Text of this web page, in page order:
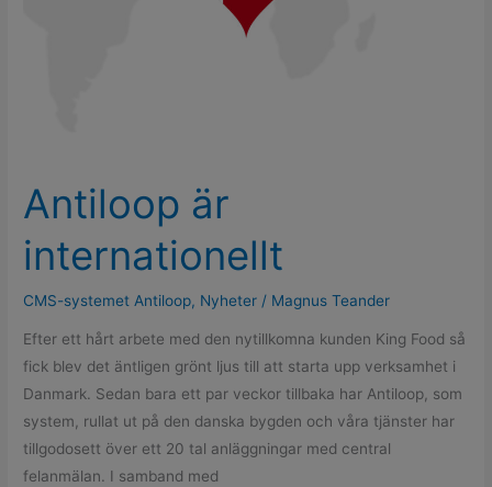
Antiloop är
internationellt
CMS-systemet Antiloop, Nyheter / Magnus Teander
Efter ett hårt arbete med den nytillkomna kunden King Food så
fick blev det äntligen grönt ljus till att starta upp verksamhet i
Danmark. Sedan bara ett par veckor tillbaka har Antiloop, som
system, rullat ut på den danska bygden och våra tjänster har
tillgodosett över ett 20 tal anläggningar med central
felanmälan. I samband med